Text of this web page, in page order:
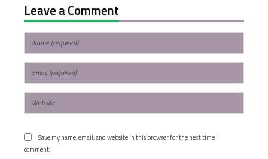
Leave a Comment
Save my name, email, and website in this browser for the next time I
comment.